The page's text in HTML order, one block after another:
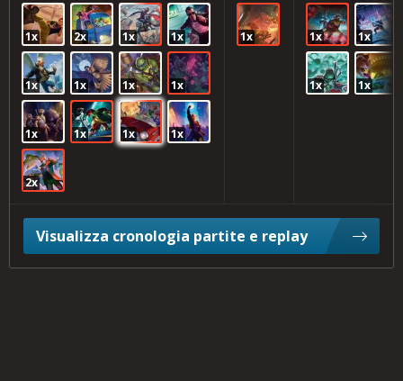
1x 2x 1x 1x
1x 1x 1x 1x
1x 1x 1x 1x
2x
1x 1x 1x
1x 1x
Visualizza cronologia partite e replay